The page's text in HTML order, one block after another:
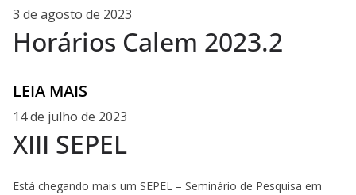
3 de agosto de 2023
Horários Calem 2023.2
LEIA MAIS
14 de julho de 2023
XIII SEPEL
Está chegando mais um SEPEL – Seminário de Pesquisa em